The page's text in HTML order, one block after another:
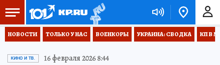
НОВОСТИ ТОЛЬКО У НАС ВОЕНКОРЫ УКРАИНА: СВОДКА КП В
КИНО И ТВ. 16 февраля 2026 8:44